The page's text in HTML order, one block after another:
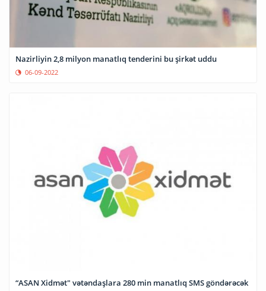
Nazirliyin 2,8 milyon manatlıq tenderini bu şirkət uddu
06-09-2022
“ASAN Xidmət" vətəndaşlara 280 min manatlıq SMS göndərəcək